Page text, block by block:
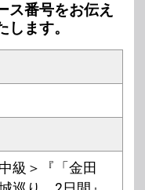
ス番号をお伝え
ます。
級＞『「金田